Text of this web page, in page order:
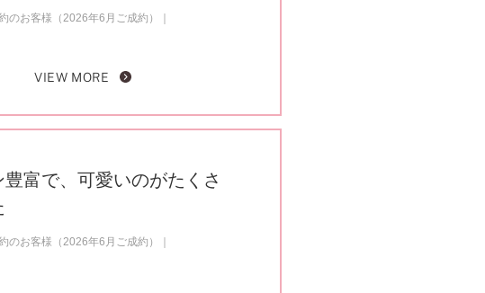
のお客様（2026年6月ご成約）
VIEW MORE
豊富で、可愛いのがたくさ
のお客様（2026年6月ご成約）